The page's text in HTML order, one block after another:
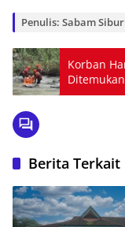
Penulis: Sabam
Korban
Berita Terkait